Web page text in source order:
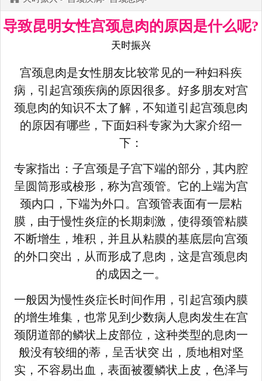
导致昆明女性宫颈息肉的原因是什么呢?
天时振兴
宫颈息肉是女性朋友比较常见的一种妇科疾
病，引起宫颈疾病的原因很多。好多朋友对宫
颈息肉的知识不太了解，不知道引起宫颈息肉
的原因有哪些，下面妇科专家为大家介绍一
下：
专家指出：子宫颈是子宫下端的部分，其内腔
呈圆筒形或梭形，称为宫颈管。它的上端为宫
颈内口，下端为外口。宫颈管表面有一层粘
膜，由于慢性炎症的长期刺激，使得颈管粘膜
不断增生，堆积，并且从粘膜的基底层向宫颈
的外口突出，从而形成了息肉，这是宫颈息肉
的成因之一。
一般因为慢性炎症长时间作用，引起宫颈内膜
的增生堆集，也常见到少数病人息肉发生在宫
颈阴道部的鳞状上皮部位，这种类型的息肉一
般没有较细的蒂，呈舌状突 出，质地相对坚
实，不容易出血，表面被覆鳞状上皮，色泽与